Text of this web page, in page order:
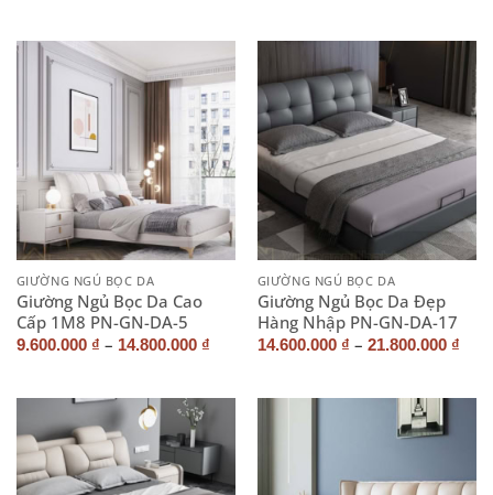
GIƯỜNG NGỦ BỌC DA
Giường Ngủ Bọc Da Cao
Cấp 1M8 PN-GN-DA-5
9.600.000 ₫ – 14.800.000 ₫
GIƯỜNG NGỦ BỌC DA
Giường Ngủ Bọc Da Đẹp
Hàng Nhập PN-GN-DA-17
14.600.000 ₫ – 21.800.000 ₫